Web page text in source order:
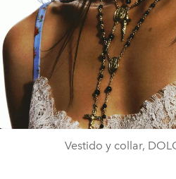
Vestido y collar,